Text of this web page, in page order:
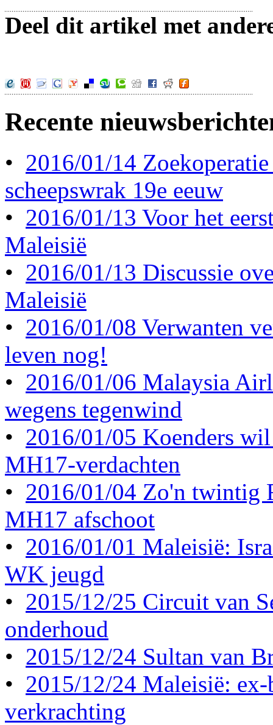
Deel dit artikel met
Recente
• 2016/01/14
scheepswrak 19e eeuw
• 2016/01/13 Voor het
Maleisië
• 2016/01/13 Discussie
Maleisië
• 2016/01/08 Verwanten
leven nog!
• 2016/01/06 Malaysia
wegens tegenwind
• 2016/01/05 Koenders
MH17-verdachten
• 2016/01/04 Zo'n twintig
MH17 afschoot
• 2016/01/01 Maleisië:
WK jeugd
• 2015/12/25 Circuit van
onderhoud
• 2015/12/24 Sultan van
• 2015/12/24 Maleisië:
verkrachting